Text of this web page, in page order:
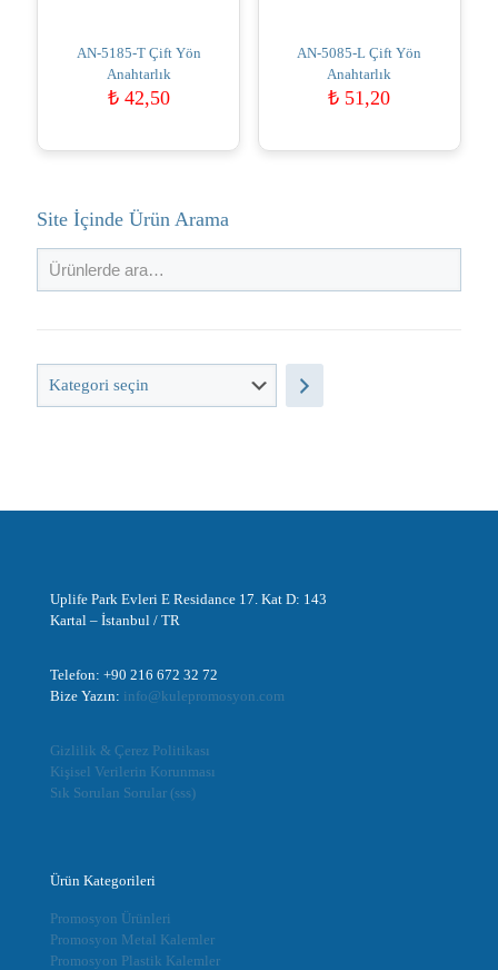
AN-5185-T Çift Yön
Anahtarlık
₺42,50
AN-5085-L Çift Yön
Anahtarlık
₺ 51,20
Site İçinde Ürün Arama
Kategori
Uplife Park Evleri E Residance 17. Kat D: 143
Kartal – İstanbul / TR
Telefon: +90 216 672 32 72
Bize Yazın: info@kulepromosyon.com
Gizlilik & Çerez Politikası
Kişisel Verilerin Korunması
Sık Sorulan Sorular (sss)
Ürün Kategorileri
Promosyon Ürünleri
Promosyon Metal Kalemler
Promosyon Plastik Kalemler